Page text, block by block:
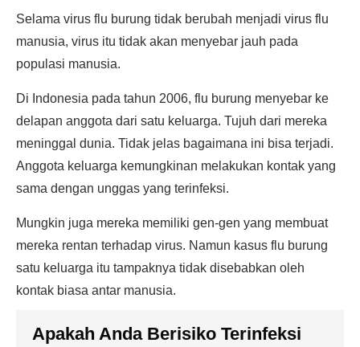
Selama virus flu burung tidak berubah menjadi virus flu
manusia, virus itu tidak akan menyebar jauh pada
populasi manusia.
Di Indonesia pada tahun 2006, flu burung menyebar ke
delapan anggota dari satu keluarga. Tujuh dari mereka
meninggal dunia. Tidak jelas bagaimana ini bisa terjadi.
Anggota keluarga kemungkinan melakukan kontak yang
sama dengan unggas yang terinfeksi.
Mungkin juga mereka memiliki gen-gen yang membuat
mereka rentan terhadap virus. Namun kasus flu burung
satu keluarga itu tampaknya tidak disebabkan oleh
kontak biasa antar manusia.
Apakah Anda Berisiko Terinfeksi